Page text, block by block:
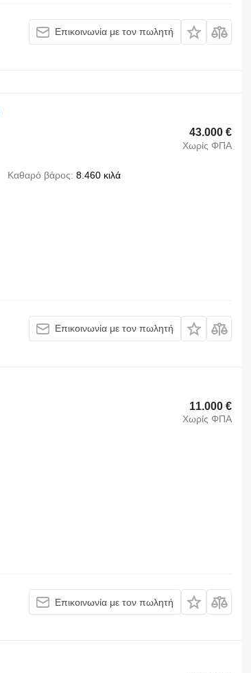
Επικοινωνία με τον πωλητή
43.000 €
Χωρίς ΦΠΑ
Καθαρό βάρος 8.460 κιλά
Επικοινωνία με τον πωλητή
11.000 €
Χωρίς ΦΠΑ
Επικοινωνία με τον πωλητή